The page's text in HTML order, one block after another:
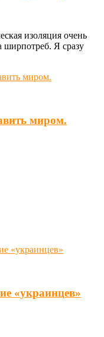
изоляция очень
ширпотреб. Я сразу
миром.
«украинцев»